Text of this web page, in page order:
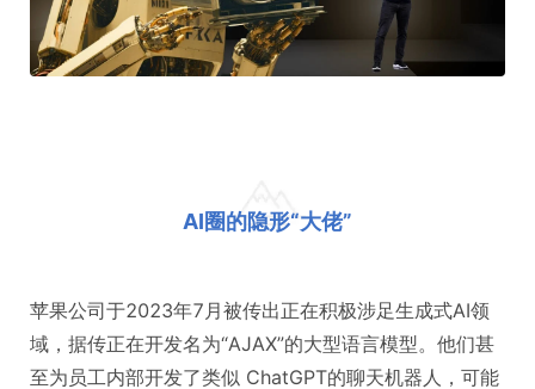
AI圈的隐形“大佬”
苹果公司于2023年7月被传出正在积极涉足生成式AI领
域，据传正在开发名为“AJAX”的大型语言模型。他们甚
至为员工内部开发了类似 ChatGPT的聊天机器人，可能